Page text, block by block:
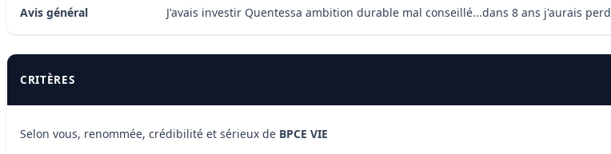
Avis général J'avais investir Quentessa ambition durable mal conseillé...dans 8 ans j'aurais
CRITÈRES
Selon vous, renommée, crédibilité et sérieux de BPCE VIE